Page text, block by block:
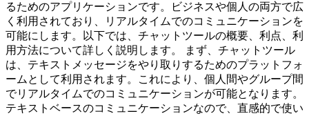
るためのアプリケーションです。ビジネスや個人の両方で広
く利用されており、リアルタイムでのコミュニケーションを
可能にします。以下では、チャットツールの概要、利点、利
用方法について詳しく説明します。 まず、チャットツール
は、テキストメッセージをやり取りするためのプラットフォ
ームとして利用されます。これにより、個人間やグループ間
でリアルタイムでのコミュニケーションが可能となります。
テキストベースのコミュニケーションなので、直感的で使い